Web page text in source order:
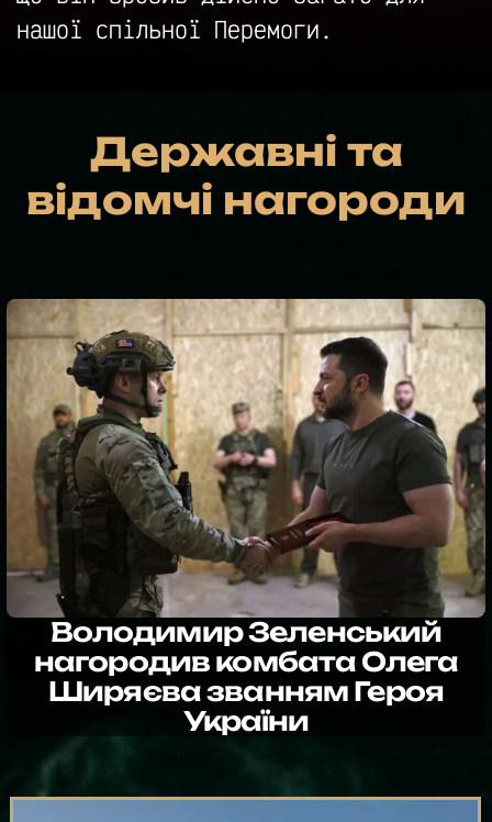
нашої спільної Перемоги.
Державні та
відомчі нагороди
Володимир Зеленський
нагородив комбата Олега
Ширяєва званням Героя
України